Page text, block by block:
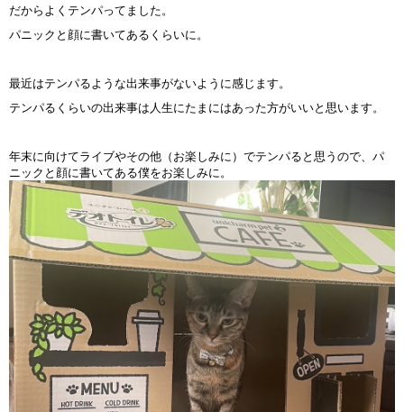
だからよくテンパってました。
パニックと顔に書いてあるくらいに。
最近はテンパるような出来事がないように感じます。
テンパるくらいの出来事は人生にたまにはあった方がいいと思います。
年末に向けてライブやその他（お楽しみに）でテンパると思うので、パ
ニックと顔に書いてある僕をお楽しみに。